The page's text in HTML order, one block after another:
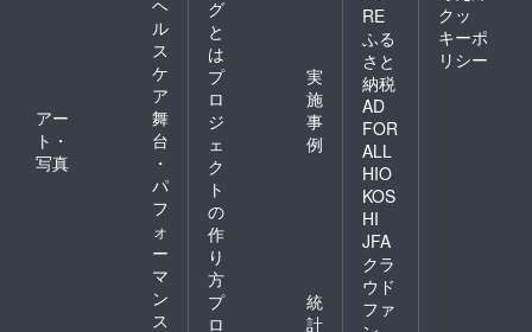
ル
ス
ケ
ア
アー
ト・
写真
舞
台
・
パ
フ
ォ
ー
マ
ン
ス
グ
と
は
プ
ロ
ジ
ェ
ク
ト
の
作
り
方
実
施
事
例
プ
ロ
統
計
RE
ふる
さと
納税
AD
FOR
ALL
HIO
KOS
HI
JFA
クラ
ウド
ファ
クッ
キーポ
リシー